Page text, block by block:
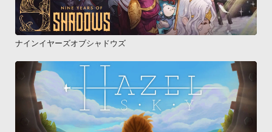
ナインイヤーズオブシャドウズ